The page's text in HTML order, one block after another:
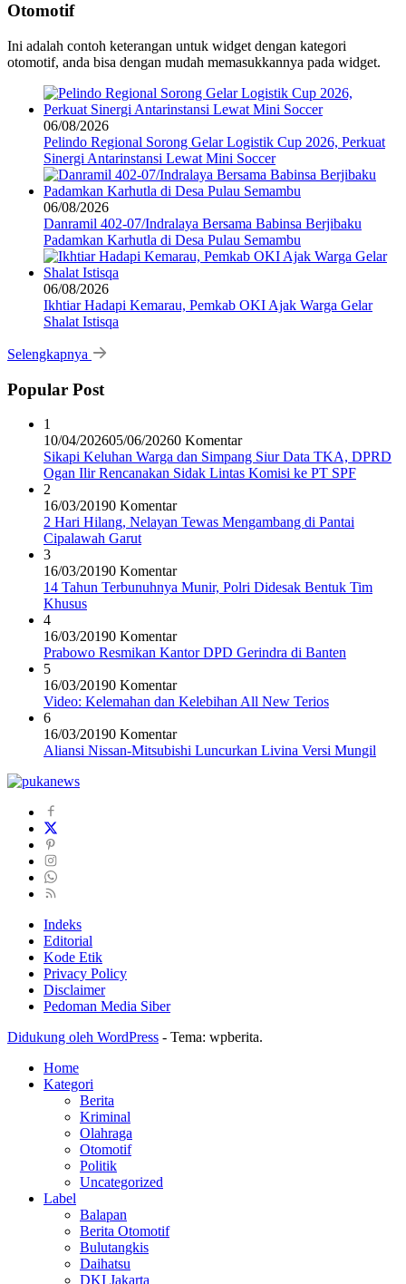
Otomotif
Ini adalah contoh keterangan untuk widget dengan kategori
otomotif, anda bisa dengan mudah memasukkannya pada widget.
06/08/2026
Pelindo Regional Sorong Gelar Logistik Cup 2026, Perkuat
Sinergi Antarinstansi Lewat Mini Soccer
06/08/2026
Danramil 402-07/Indralaya Bersama Babinsa Berjibaku
Padamkan Karhutla di Desa Pulau Semambu
06/08/2026
Ikhtiar Hadapi Kemarau, Pemkab OKI Ajak Warga Gelar
Shalat Istisqa
Selengkapnya
Popular Post
1
10/04/202605/06/20260 Komentar
Sikapi Keluhan Warga dan Simpang Siur Data TKA, DPRD
Ogan Ilir Rencanakan Sidak Lintas Komisi ke PT SPF
2
16/03/20190 Komentar
2 Hari Hilang, Nelayan Tewas Mengambang di Pantai
Cipalawah Garut
3
16/03/20190 Komentar
14 Tahun Terbunuhnya Munir, Polri Didesak Bentuk Tim
Khusus
4
16/03/20190 Komentar
Prabowo Resmikan Kantor DPD Gerindra di Banten
5
16/03/20190 Komentar
Video: Kelemahan dan Kelebihan All New Terios
6
16/03/20190 Komentar
Aliansi Nissan-Mitsubishi Luncurkan Livina Versi Mungil
Indeks
Editorial
Kode Etik
Privacy Policy
Disclaimer
Pedoman Media Siber
Didukung oleh WordPress - Tema: wpberita.
Home
Kategori
Berita
Kriminal
Olahraga
Otomotif
Politik
Uncategorized
Label
Balapan
Berita Otomotif
Bulutangkis
Daihatsu
DKI Jakarta